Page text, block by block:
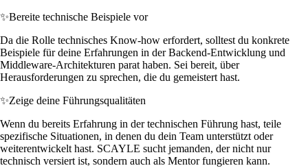
✨Bereite technische Beispiele vor
Da die Rolle technisches Know-how erfordert, solltest du konkrete
Beispiele für deine Erfahrungen in der Backend-Entwicklung und
Middleware-Architekturen parat haben. Sei bereit, über
Herausforderungen zu sprechen, die du gemeistert hast.
✨Zeige deine Führungsqualitäten
Wenn du bereits Erfahrung in der technischen Führung hast, teile
spezifische Situationen, in denen du dein Team unterstützt oder
weiterentwickelt hast. SCAYLE sucht jemanden, der nicht nur
technisch versiert ist, sondern auch als Mentor fungieren kann.